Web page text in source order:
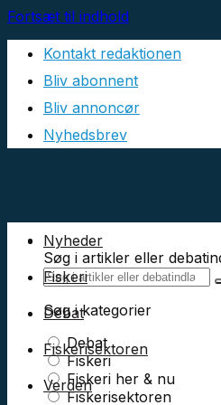
Fortsæt til indhold
Kontakt redaktionen
Bliv abonnent
Bliv annoncør
Nyhedsbrev
Søg i artikler eller
Søg i kategorier
Debat
Fiskeri
Fiskeri her & nu
Fiskerisektoren
Nyheder
Fiskeri
Debat
Fiskerisektoren
Verden